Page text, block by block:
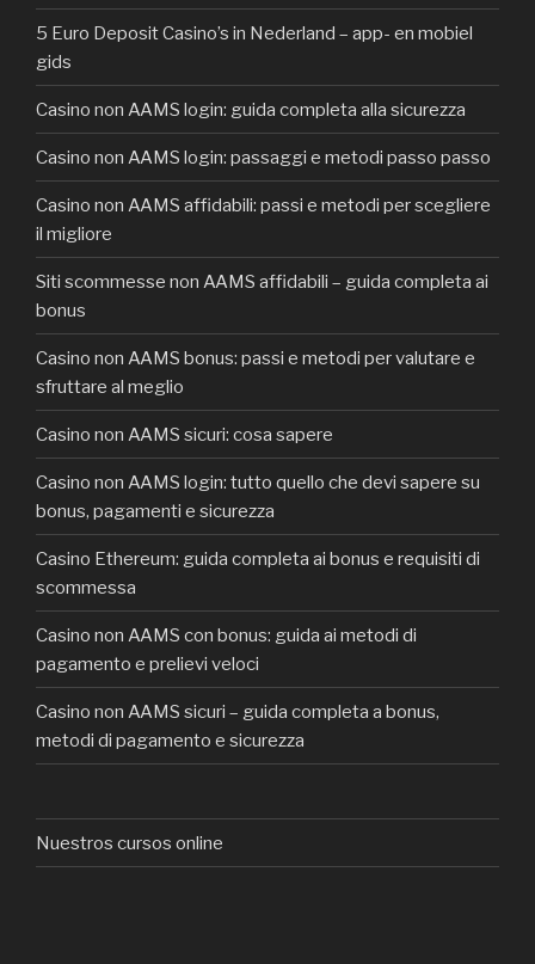
5 Euro Deposit Casino’s in Nederland – app- en mobiel
gids
Casino non AAMS login: guida completa alla sicurezza
Casino non AAMS login: passaggi e metodi passo passo
Casino non AAMS affidabili: passi e metodi per scegliere
il migliore
Siti scommesse non AAMS affidabili – guida completa ai
bonus
Casino non AAMS bonus: passi e metodi per valutare e
sfruttare al meglio
Casino non AAMS sicuri: cosa sapere
Casino non AAMS login: tutto quello che devi sapere su
bonus, pagamenti e sicurezza
Casino Ethereum: guida completa ai bonus e requisiti di
scommessa
Casino non AAMS con bonus: guida ai metodi di
pagamento e prelievi veloci
Casino non AAMS sicuri – guida completa a bonus,
metodi di pagamento e sicurezza
Nuestros cursos online